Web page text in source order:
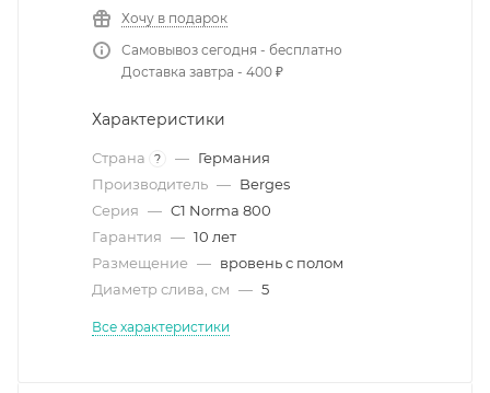
Хочу в подарок
Самовывоз сегодня - бесплатно
Доставка завтра - 400 ₽
Характеристики
Страна ? — Германия
Производитель — Berges
Серия — C1 Norma 800
Гарантия — 10 лет
Размещение — вровень с полом
Диаметр слива, см — 5
Все характеристики